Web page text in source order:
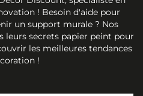
! Besoin d'aide pour
un support murale ? Nos
leurs secrets papier peint pour
les meilleures tendances
!